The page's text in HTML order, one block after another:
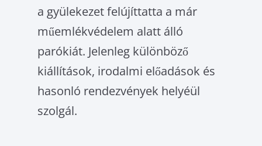
a gyülekezet felújíttatta a már
műemlékvédelem alatt álló
parókiát. Jelenleg különböző
kiállítások, iro­dalmi előadások és
hasonló rendezvények helyéül
szolgál.